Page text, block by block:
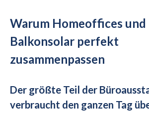
Warum Homeoffices und
Balkonsolar perfekt
zusammenpassen
Der größte Teil der
verbraucht den ganzen Tag